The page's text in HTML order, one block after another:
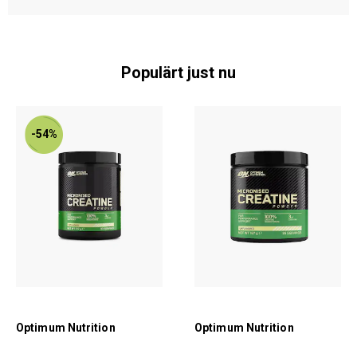
Populärt just nu
-54%
Optimum Nutrition
Optimum Nutrition